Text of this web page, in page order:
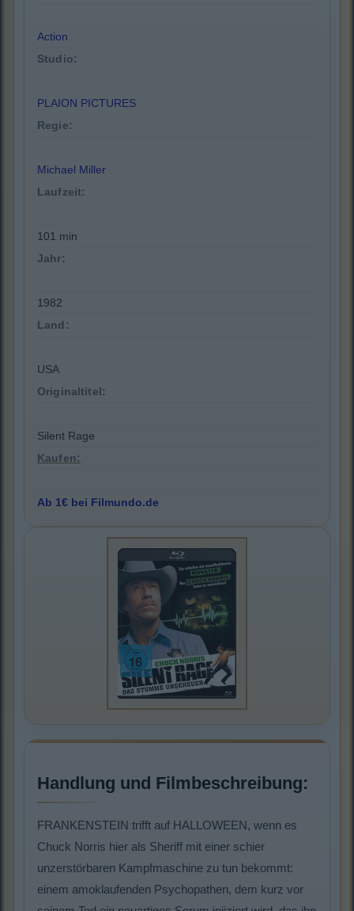
Action
Studio:
PLAION PICTURES
Regie:
Michael Miller
Laufzeit:
101 min
Jahr:
1982
Land:
USA
Originaltitel:
Silent Rage
Kaufen:
Ab 1€ bei Filmundo.de
Handlung und Filmbeschreibung:
FRANKENSTEIN trifft auf HALLOWEEN, wenn es
Chuck Norris hier als Sheriff mit einer schier
unzerstörbaren Kampfmaschine zu tun bekommt:
einem amoklaufenden Psychopathen, dem kurz vor